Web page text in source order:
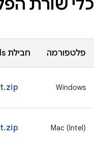
כלי שורת
פלטפורמה חבילת SDK Tools
Windows
Mac (Intel)